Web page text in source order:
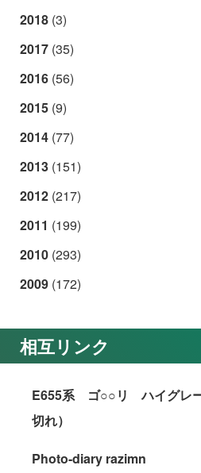
2018 (3)
2017 (35)
2016 (56)
2015 (9)
2014 (77)
2013 (151)
2012 (217)
2011 (199)
2010 (293)
2009 (172)
相互リンク
E655系 ゴ○○リ ハイグレ
切れ）
Photo-diary razimn